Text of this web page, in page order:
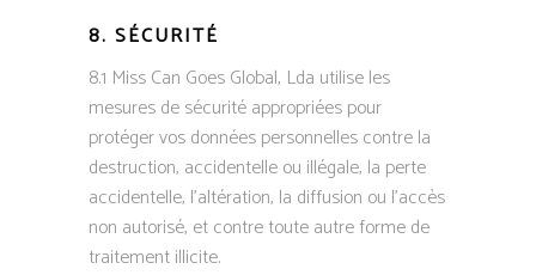
8. SÉCURITÉ
8.1 Miss Can Goes Global, Lda utilise les
mesures de sécurité appropriées pour
protéger vos données personnelles contre la
destruction, accidentelle ou illégale, la perte
accidentelle, l’altération, la diffusion ou l’accès
non autorisé, et contre toute autre forme de
traitement illicite.